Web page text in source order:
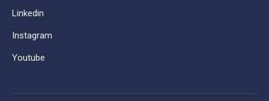
Linkedin
Instagram
Youtube